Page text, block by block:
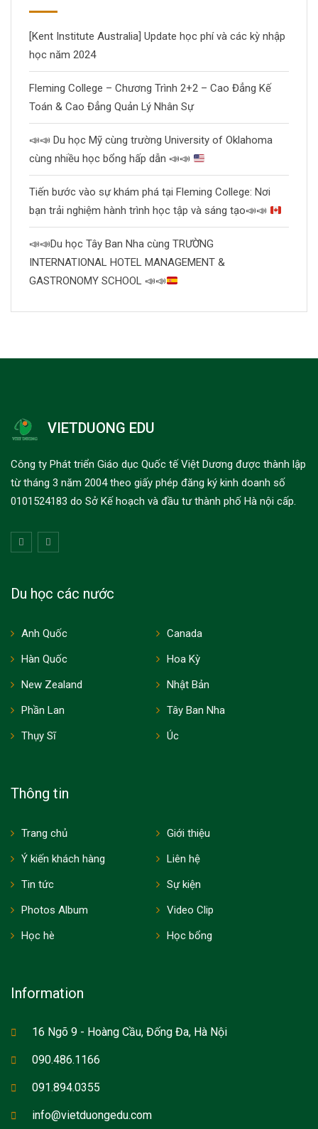
[Kent Institute Australia] Update học phí và các kỳ nhập
học năm 2024
Fleming College – Chương Trình 2+2 – Cao Đẳng Kế
Toán & Cao Đẳng Quản Lý Nhân Sự
📣📣 Du học Mỹ cùng trường University of Oklahoma
cùng nhiều học bổng hấp dẫn 📣📣
Tiến bước vào sự khám phá tại Fleming College: Nơi
bạn trải nghiệm hành trình học tập và sáng tạo📣📣
📣📣Du học Tây Ban Nha cùng TRƯỜNG
INTERNATIONAL HOTEL MANAGEMENT &
GASTRONOMY SCHOOL 📣📣
VIETDUONG EDU
Công ty Phát triển Giáo dục Quốc tế Việt Dương được thành lập
từ tháng 3 năm 2004 theo giấy phép đăng ký kinh doanh số
0101524183 do Sở Kế hoạch và đầu tư thành phố Hà nội cấp.
Du học các nước
Anh Quốc
Canada
Hàn Quốc
Hoa Kỳ
New Zealand
Nhật Bản
Phần Lan
Tây Ban Nha
Thụy Sĩ
Úc
Thông tin
Trang chủ
Giới thiệu
Ý kiến khách hàng
Liên hệ
Tin tức
Sự kiện
Photos Album
Video Clip
Học hè
Học bổng
Information
16 Ngõ 9 - Hoàng Cầu, Đống Đa, Hà Nội
090.486.1166
091.894.0355
info@vietduongedu.com